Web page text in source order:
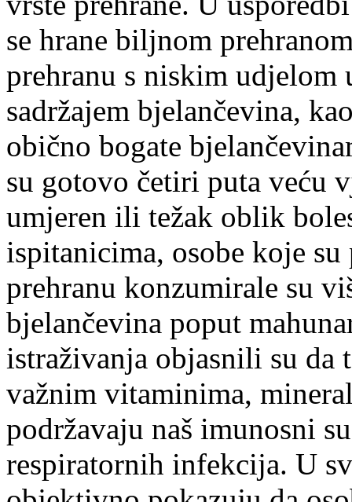
se hrane biljnom
prehranu s niskim
sadržajem bjelančevina,
obično bogate
su gotovo četiri puta veću
umjeren ili težak oblik
ispitanicima, osobe koje
prehranu konzumirale su
bjelančevina poput
istraživanja objasnili su
važnim vitaminima,
podržavaju naš imunosni
respiratornih infekcija. U